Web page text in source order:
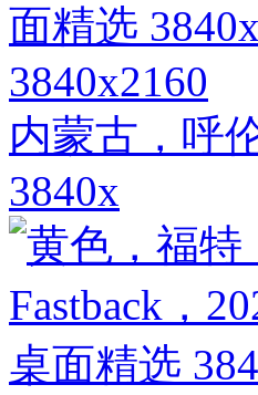
3840x2160
内蒙古，呼
3840x